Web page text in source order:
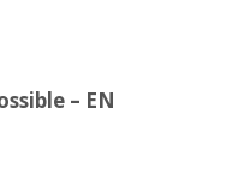
– EN